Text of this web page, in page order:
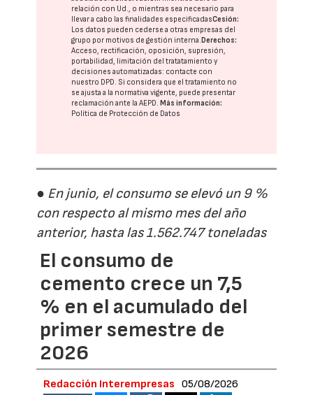
relación con Ud., o mientras sea necesario para
llevar a cabo las finalidades especificadasCesión:
Los datos pueden cederse a otras empresas del
grupo por motivos de gestión interna. Derechos:
Acceso, rectificación, oposición, supresión,
portabilidad, limitación del tratatamiento y
decisiones automatizadas: contacte con
nuestro DPD. Si considera que el tratamiento no
se ajusta a la normativa vigente, puede presentar
reclamación ante laAEPD. Más información:
Política de Protección de Datos
● En junio, el consumo se elevó un 9 %
con respecto al mismo mes del año
anterior, hasta las 1.562.747 toneladas
El consumo de
cemento crece un 7,5
% en el acumulado del
primer semestre de
2026
Redacción Interempresas 05/08/2026